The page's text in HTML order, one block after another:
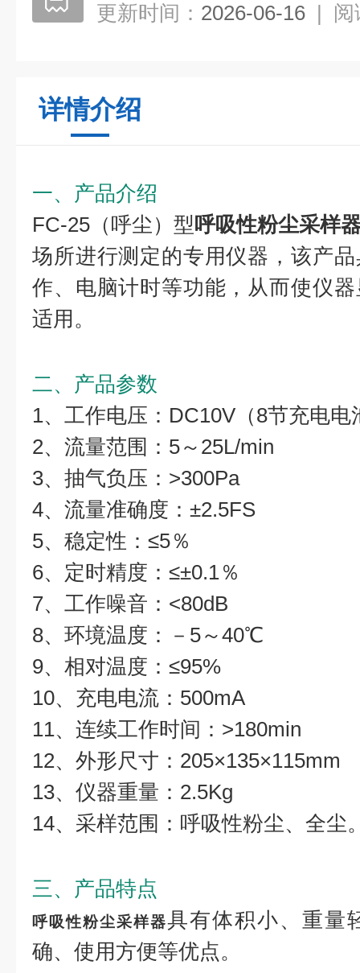
更新时间： 2026-06-16 | 阅
详情介绍
一、产品介绍
FC-25（呼尘）型呼吸性粉尘采样
场所进行测定的专用仪器，该产
作、电脑计时等功能，从而使仪
适用。
二、产品参数
1、工作电压：DC10V（8节充电电
2、流量范围：5～25L/min
3、抽气负压：>300Pa
4、流量准确度：±2.5FS
5、稳定性：≤5％
6、定时精度：≤±0.1％
7、工作噪音：<80dB
8、环境温度：－5～40℃
9、相对温度：≤95%
10、充电电流：500mA
11、连续工作时间：>180min
12、外形尺寸：205×135×115mm
13、仪器重量：2.5Kg
14、采样范围：呼吸性粉尘、全尘
三、产品特点
呼吸性粉尘采样器具有体积小、重量
确、使用方便等优点。